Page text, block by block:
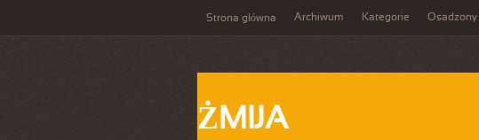
Strona główna Archiwum Kategorie Osadzony
ŻMIJA